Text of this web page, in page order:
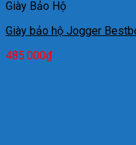
Giày Bảo Hộ
Giày bảo hộ Jogger
485.000₫